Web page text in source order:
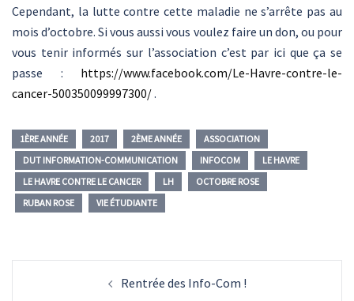
Cependant, la lutte contre cette maladie ne s’arrête pas au
mois d’octobre. Si vous aussi vous voulez faire un don, ou pour
vous tenir informés sur l’association c’est par ici que ça se
passe : https://www.facebook.com/Le-Havre-contre-le-
cancer-500350099997300/.
1ÈRE ANNÉE 2017 2ÈME ANNÉE
ASSOCIATION
DUT INFORMATION-COMMUNICATION
INFOCOM
LE HAVRE
LE HAVRE CONTRE LE CANCER
LH
OCTOBRE ROSE
RUBAN ROSE
VIE ÉTUDIANTE
Rentrée des Info-Com !